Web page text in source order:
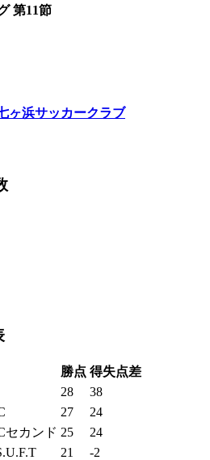
第11節
ヶ浜サッカークラブ
勝点 得失点差
28
38
27
24
セカンド 25
24
21
-2